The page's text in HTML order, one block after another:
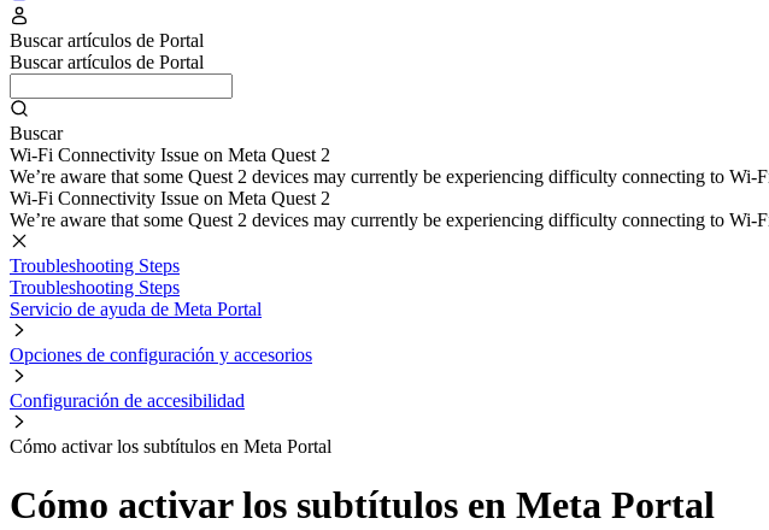
Buscar artículos de Portal
Buscar artículos de Portal
Buscar
Wi-Fi Connectivity Issue on Meta Quest 2
We’re aware that some Quest 2 devices may currently be experiencing difficulty connecting to
Wi-Fi Connectivity Issue on Meta Quest 2
We’re aware that some Quest 2 devices may currently be experiencing difficulty connecting to
Troubleshooting Steps
Troubleshooting Steps
Servicio de ayuda de Meta Portal
Opciones de configuración y accesorios
Configuración de accesibilidad
Cómo activar los subtítulos en Meta Portal
Cómo activar los subtítulos en Meta Portal